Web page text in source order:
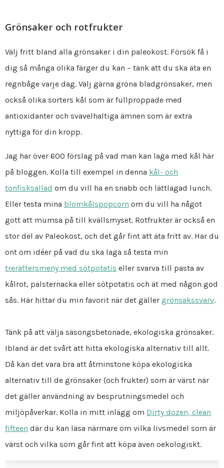
Grönsaker och rotfrukter
Välj fritt bland alla grönsaker i din paleokost. Försök få i
dig så många olika färger du kan – tänk att du ska äta en
regnbåge varje dag. Välj gärna gröna bladgrönsaker, men
också olika sorters kål som är fullproppade med
antioxidanter och svavelhaltiga ämnen som är extra
nyttiga för din kropp.
Jag har över 600 förslag på vad man kan laga med kål här
på bloggen. Kolla till exempel in denna kål- och
tonfisksallad om du vill ha en snabb och lättlagad lunch.
Eller testa mina blomkålspopcorn om du vill ha något
gott att mumsa på till kvällsmyset. Rotfrukter är också en
stor del av Paleokost, och det går fint att äta fritt av. Har du
ont om idéer på vad du ska laga så testa min
trerättersmeny med sötpotatis eller svarva till pasta av
kålrot, palsternacka eller sötpotatis och ät med någon god
sås. Här hittar du min favorit när det gäller grönsakssvarv.
Tänk på att välja säsongsbetonade, ekologiska grönsaker.
Ibland är det svårt att hitta ekologiska alternativ till allt.
Då kan det vara bra att åtminstone köpa ekologiska
alternativ till de grönsaker (och frukter) som är värst när
det gäller användning av besprutningsmedel och
miljöpåverkar. Kolla in mitt inlägg om Dirty dozen, clean
fifteen där du kan läsa närmare om vilka livsmedel som är
värst och vilka som går fint att köpa även oekologiskt.